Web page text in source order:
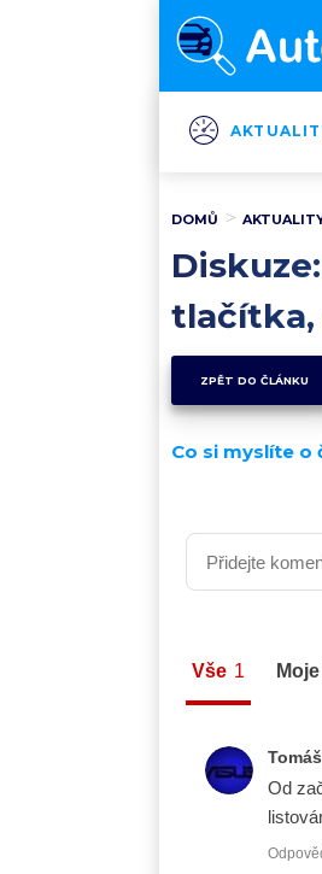
DOMŮ
tlačítka,
ZPĚT DO ČLÁNKU
Co si myslíte o